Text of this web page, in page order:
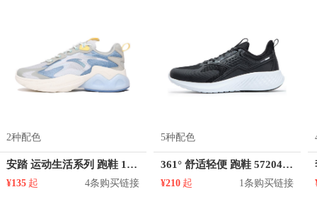
2种配色
安踏 运动生活系列 跑鞋 112128891
¥135 起 4条购买链接
5种配色
361° 舒适轻便 跑鞋 572042202F
¥210 起 1条购买链接